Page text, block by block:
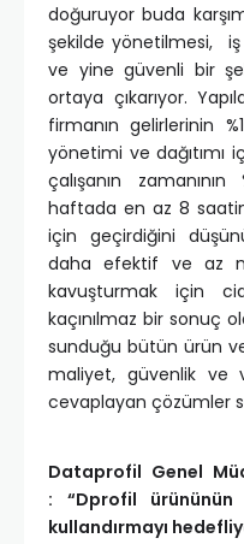
doğuruyor buda
şekilde yönetilmesi, iş
ve yine güvenli bir
ortaya çıkarıyor.
firmanın gelirlerinin
yönetimi ve dağıtımı
çalışanın
haftada en az 8
için geçirdiğini
daha efektif ve az
kavuşturmak için
kaçınılmaz bir sonuç
sunduğu bütün ürün
maliyet, güvenlik ve
cevaplayan çözümler
Dataprofil Genel
: “Dprofil ürününün
kullandırmayı